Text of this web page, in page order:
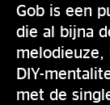
Gob is een
die al bijna
melodieuze,
DIY-
met de